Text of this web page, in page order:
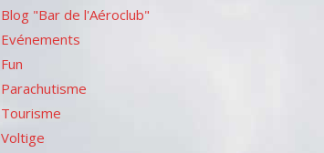
Blog "Bar de l'Aéroclub"
Evénements
Fun
Parachutisme
Tourisme
Voltige